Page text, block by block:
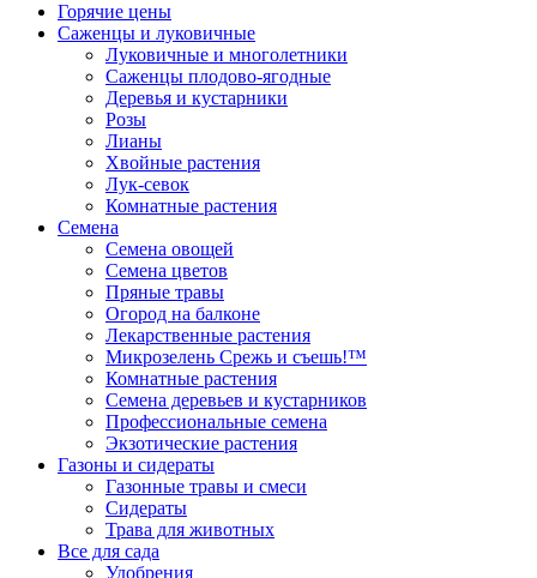
Горячие цены
Саженцы и луковичные
Луковичные и многолетники
Саженцы плодово-ягодные
Деревья и кустарники
Розы
Лианы
Хвойные растения
Лук-севок
Комнатные растения
Семена
Семена овощей
Семена цветов
Пряные травы
Огород на балконе
Лекарственные растения
Микрозелень Срежь и съешь!™
Комнатные растения
Семена деревьев и кустарников
Профессиональные семена
Экзотические растения
Газоны и сидераты
Газонные травы и смеси
Сидераты
Трава для животных
Все для сада
Удобрения